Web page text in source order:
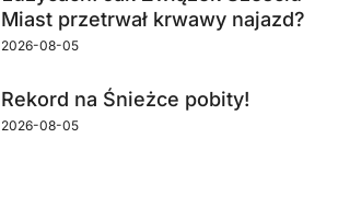
Miast przetrwał krwawy najazd?
2026-08-05
Rekord na Śnieżce pobity!
2026-08-05